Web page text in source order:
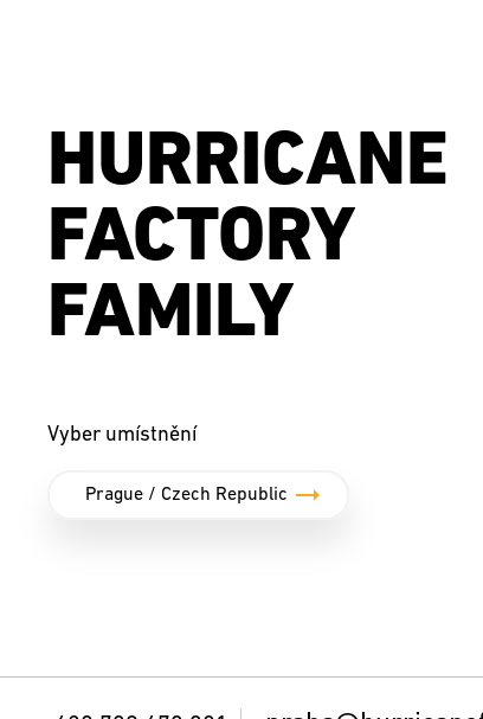
HURRICANE
FACTORY
FAMILY
Vyber umístnění